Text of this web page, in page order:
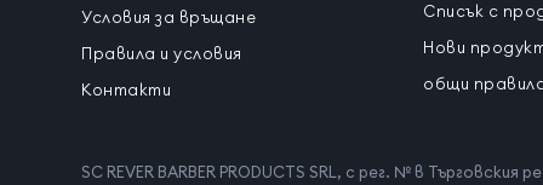
Условия за връщане
Правила и условия
Контакти
Списък с
Нови
общи
SC REVER BARBER PRODUCTS SRL, с рег. № в